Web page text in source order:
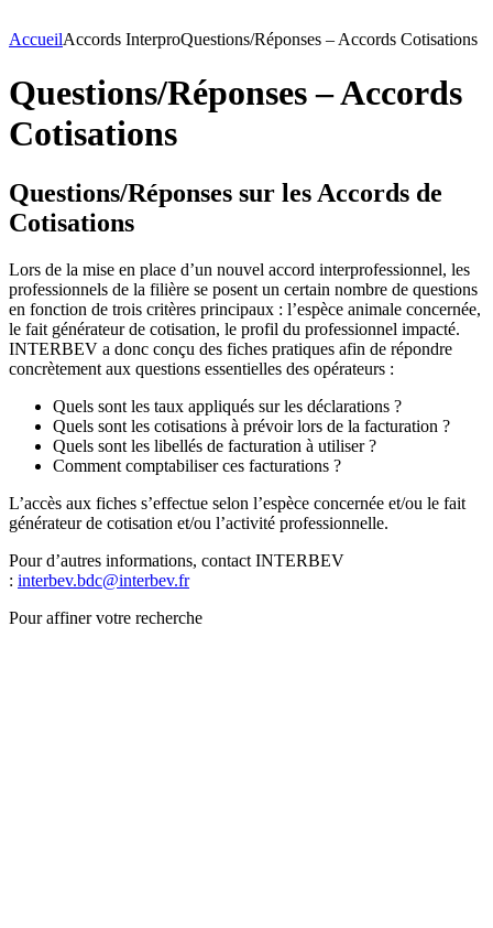
AccueilAccords InterproQuestions/Réponses – Accords Cotisations
Questions/Réponses – Accords
Cotisations
Questions/Réponses sur les Accords de
Cotisations
Lors de la mise en place d’un nouvel accord interprofessionnel, les
professionnels de la filière se posent un certain nombre de questions
en fonction de trois critères principaux : l’espèce animale concernée,
le fait générateur de cotisation, le profil du professionnel impacté.
INTERBEV a donc conçu des fiches pratiques afin de répondre
concrètement aux questions essentielles des opérateurs :
Quels sont les taux appliqués sur les déclarations ?
Quels sont les cotisations à prévoir lors de la facturation ?
Quels sont les libellés de facturation à utiliser ?
Comment comptabiliser ces facturations ?
L’accès aux fiches s’effectue selon l’espèce concernée et/ou le fait
générateur de cotisation et/ou l’activité professionnelle.
Pour d’autres informations, contact INTERBEV
: interbev.bdc@interbev.fr
Pour affiner votre recherche